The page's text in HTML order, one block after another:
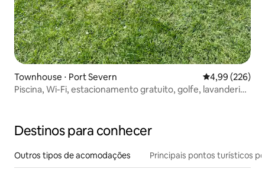
Townhouse ⋅ Port Severn 4,99 de uma
4,99 (226)
Piscina, Wi-Fi, estacionamento gratuito, golfe, lavanderia,
Destinos para conhecer
Outros tipos de acomodações Principais pontos turísticos